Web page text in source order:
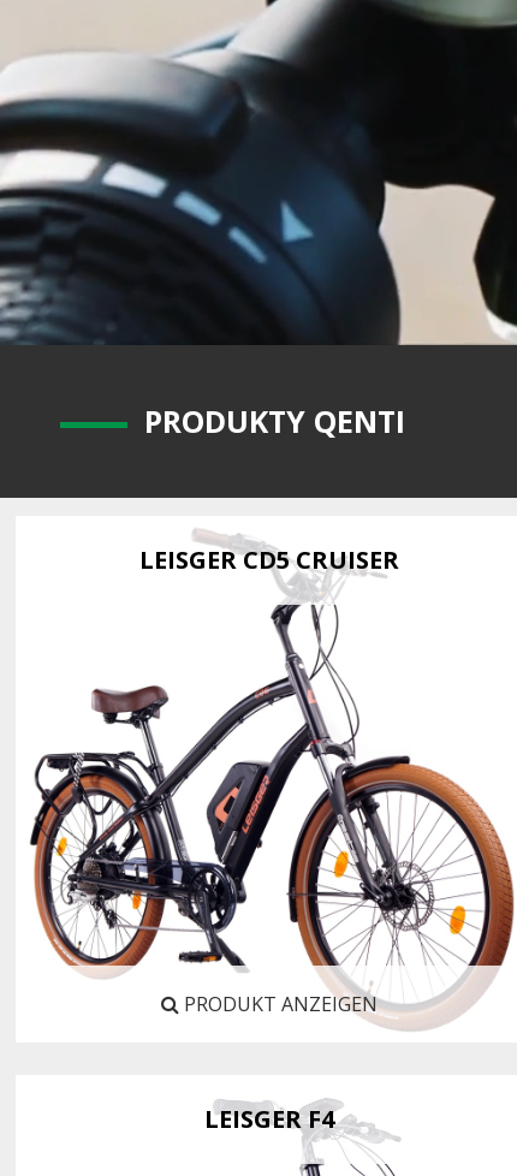
PRODUKTY QENTI
LEISGER CD5 CRUISER
PRODUKT ANZEIGEN
LEISGER F4